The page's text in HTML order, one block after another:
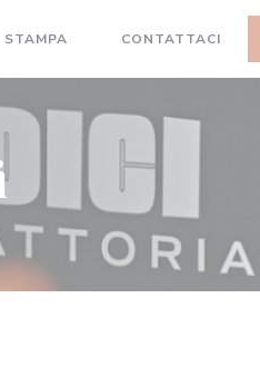
STAMPA CONTATTACI